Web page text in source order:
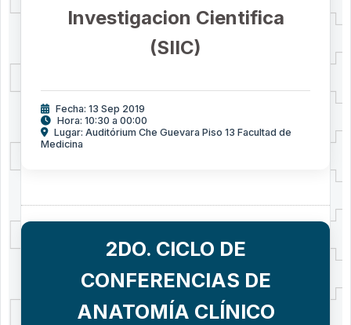
Investigacion Cientifica
(SIIC)
Fecha: 13 Sep 2019
Hora: 10:30 a 00:00
Lugar: Auditórium Che Guevara Piso 13 Facultad de
Medicina
2DO. CICLO DE
CONFERENCIAS DE
ANATOMÍA CLÍNICO